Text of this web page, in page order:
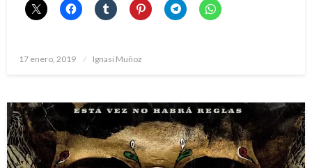
Publicado
17 enero, 2019 Ignasi Muñoz